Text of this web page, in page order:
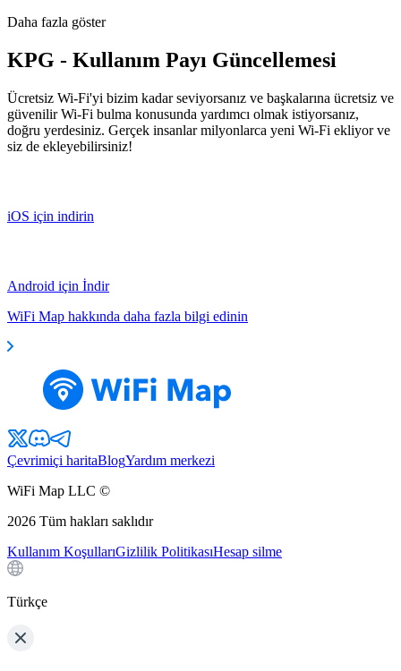
Daha fazla göster
KPG - Kullanım Payı Güncellemesi
Ücretsiz Wi-Fi'yi bizim kadar seviyorsanız ve başkalarına ücretsiz ve
güvenilir Wi-Fi bulma konusunda yardımcı olmak istiyorsanız,
doğru yerdesiniz. Gerçek insanlar milyonlarca yeni Wi-Fi ekliyor ve
siz de ekleyebilirsiniz!
iOS için indirin
Android için İndir
WiFi Map hakkında daha fazla bilgi edinin
Çevrimiçi haritaBlogYardım merkezi
WiFi Map LLC ©
2026 Tüm hakları saklıdır
Kullanım KoşullarıGizlilik PolitikasıHesap silme
Türkçe